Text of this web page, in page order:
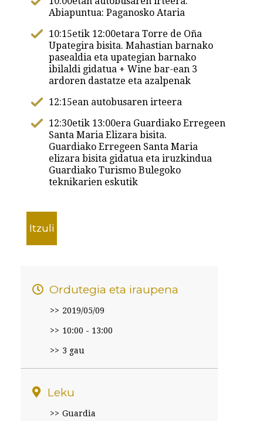
Abiapuntua: Paganosko Ataria
10:15etik 12:00etara Torre de Oña
Upategira bisita. Mahastian barnako
pasealdia eta upategian barnako
ibilaldi gidatua + Wine bar-ean 3
ardoren dastatze eta azalpenak
12:15ean autobusaren irteera
12:30etik 13:00era Guardiako Erregeen
Santa Maria Elizara bisita.
Guardiako Erregeen Santa Maria
elizara bisita gidatua eta iruzkindua
Guardiako Turismo Bulegoko
teknikarien eskutik
Itzuli
Ordutegia eta iraupena
2019/05/09
10:00 - 13:00
3 gau
Leku
Guardia